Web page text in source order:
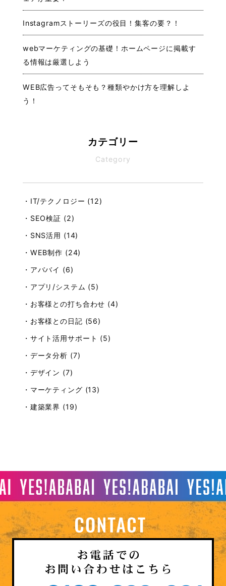
Instagramストーリーズの役目！集客の要？！
webマーケティングの基礎！ホームページに掲載す
る情報は厳選しよう
WEB広告ってそもそも？種類やかけ方を理解しよ
う！
カテゴリー
Category
・IT/テクノロジー (12)
・SEO検証 (2)
・SNS活用 (14)
・WEB制作 (24)
・アババイ (6)
・アプリ/システム (5)
・お客様との打ち合わせ (4)
・お客様との日記 (56)
・サイト活用サポート (5)
・データ分析 (7)
・デザイン (7)
・マーケティング (13)
・建築業界 (19)